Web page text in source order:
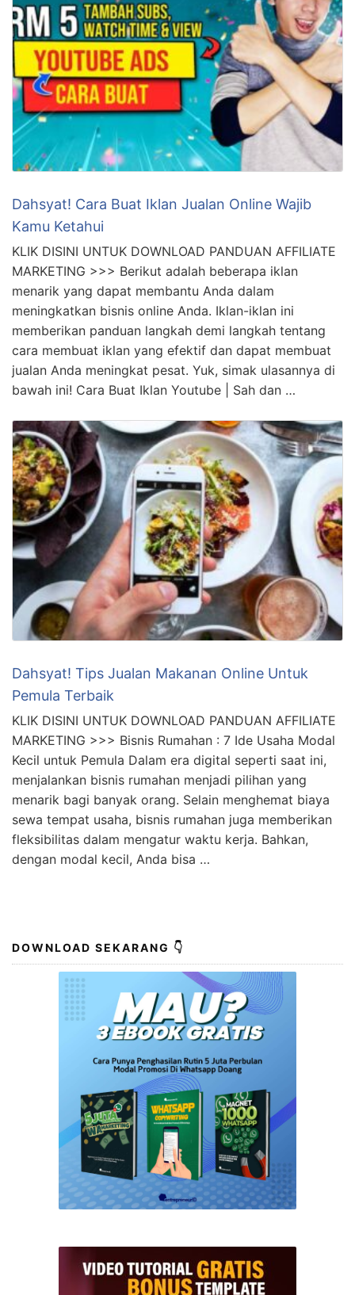
MARKETING >>> Saya ingin berbagi beberapa tips
dan trik untuk membuat jualan online Anda cepat laku.
Dalam dunia bisnis yang semakin digital ini, promosi
menjadi kunci utama dalam menarik minat konsumen.
Anda bisa memilih berbagai strategi promosi yang
efektif, tergantung pada platform yang Anda gunakan.
Berikut adalah beberapa cara …
Kamu Ketahui
KLIK DISINI UNTUK DOWNLOAD PANDUAN AFFILIATE
MARKETING >>> Berikut adalah beberapa iklan
menarik yang dapat membantu Anda dalam
meningkatkan bisnis online Anda. Iklan-iklan ini
memberikan panduan langkah demi langkah tentang
cara membuat iklan yang efektif dan dapat membuat
jualan Anda meningkat pesat. Yuk, simak ulasannya di
bawah ini! Cara Buat Iklan Youtube | Sah dan …
MARKETING >>> Bisnis Rumahan : 7 Ide Usaha Modal
Kecil untuk Pemula Dalam era digital seperti saat ini,
menjalankan bisnis rumahan menjadi pilihan yang
menarik bagi banyak orang. Selain menghemat biaya
sewa tempat usaha, bisnis rumahan juga memberikan
dengan modal kecil, Anda bisa …
DOWNLOAD SEKARANG 👇